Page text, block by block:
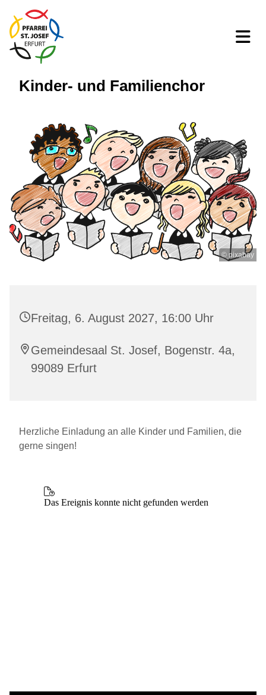
Kinder- und Familienchor
© pixabay
Freitag, 6. August 2027, 16:00 Uhr
Gemeindesaal St. Josef, Bogenstr. 4a,
99089 Erfurt
Herzliche Einladung an alle Kinder und Familien, die
gerne singen!